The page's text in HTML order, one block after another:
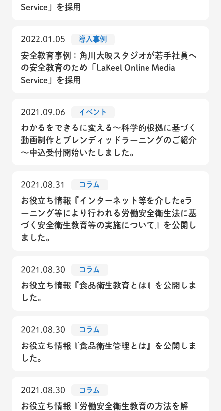
Service」を採用
2022.01.05 導入事例
安全教育事例：角川大映スタジオが若手社員へ
の安全教育のため「LaKeel Online Media
Service」を採用
2021.09.06 イベント
わかるをできるに変える～科学的根拠に基づく
動画制作とブレンディッドラーニングのご紹介
～申込受付開始いたしました。
2021.08.31 コラム
お役立ち情報『インターネット等を介したeラ
ーニング等により行われる労働安全衛生法に基
づく安全衛生教育等の実施について』を公開し
ました。
2021.08.30 コラム
お役立ち情報『食品衛生教育とは』を公開しま
した。
2021.08.30 コラム
お役立ち情報『食品衛生管理とは』を公開しま
した。
2021.08.30 コラム
お役立ち情報『労働安全衛生教育の方法を解